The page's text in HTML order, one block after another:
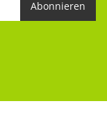
Abonnieren